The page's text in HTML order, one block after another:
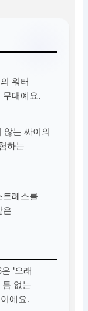
워터
무대예요.
않는 싸이의
하는
트레스를
은
'오래
없는
에요.